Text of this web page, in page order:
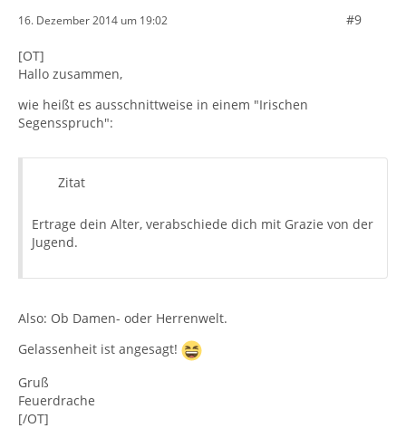
16. Dezember 2014 um 19:02 #9
[OT]
Hallo zusammen,
wie heißt es ausschnittweise in einem "Irischen
Segensspruch":
Zitat
Ertrage dein Alter, verabschiede dich mit Grazie von der
Jugend.
Also: Ob Damen- oder Herrenwelt.
Gelassenheit ist angesagt!
Gruß
Feuerdrache
[/OT]